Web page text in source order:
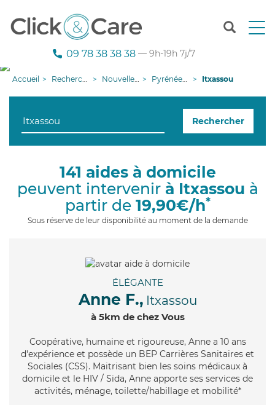
T
n
g
i
09 78 38 38 38 — 9h-19h 7j/7
Accueil Recherche aide à domicile Nouvelle-Aquitaine Pyrénées-Atlantiques Itxassou
Rechercher
141 aides à domicile
peuvent intervenir à Itxassou à
partir de 19,90€/h*
Sous réserve de leur disponibilité au moment de la demande
ÉLÉGANTE
Anne F., Itxassou
à 5km de chez Vous
Coopérative, humaine et rigoureuse, Anne a 10 ans
d'expérience et possède un BEP Carrières Sanitaires et
Sociales (CSS). Maitrisant bien les soins médicaux à
domicile et le HIV / Sida, Anne apporte ses services de
activités, ménage, toilette/habillage et mobilité*